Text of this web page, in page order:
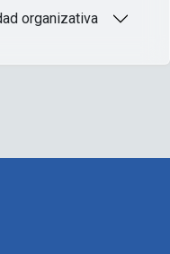
organizativa